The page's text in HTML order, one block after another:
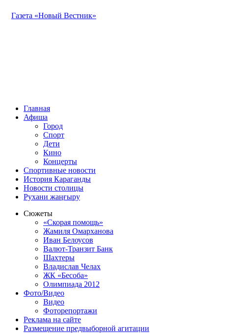
Газета «Новый Вестник»
Главная
Афиша
Город
Спорт
Дети
Кино
Концерты
Спортивные новости
История Караганды
Новости столицы
Рухани жаңғыру
Сюжеты
«Скорая помощь»
Жамиля Омарханова
Иван Белоусов
Валют-Транзит Банк
Шахтеры
Владислав Челах
ЖК «Бесоба»
Олимпиада 2012
Фото/Видео
Видео
Фоторепортажи
Реклама на сайте
Размещение предвыборной агитации